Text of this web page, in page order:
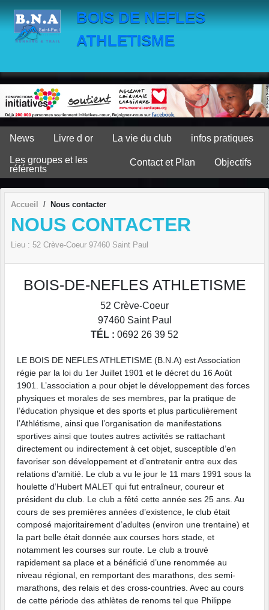
BOIS DE NEFLES
ATHLETISME
News Livre d or La vie du club infos pratiques
Les groupes et les
référents
Contact et Plan Objectifs
Accueil Nous contacter
NOUS CONTACTER
Lieu : 52 Crève-Coeur 97460 Saint Paul
BOIS-DE-NEFLES ATHLETISME
52 Crève-Coeur
97460 Saint Paul
TÉL : 0692 26 39 52
LE BOIS DE NEFLES ATHLETISME (B.N.A) est Association
régie par la loi du 1er Juillet 1901 et le décret du 16 Août
1901. L’association a pour objet le développement des forces
physiques et morales de ses membres, par la pratique de
l’éducation physique et des sports et plus particulièrement
l’Athlétisme, ainsi que l’organisation de manifestations
sportives ainsi que toutes autres activités se rattachant
directement ou indirectement à cet objet, susceptible d’en
favoriser son développement et d’entretenir entre eux des
relations d’amitié. Le club a vu le jour le 11 mars 1991 sous la
houlette d’Hubert MALET qui fut entraîneur, coureur et
président du club. Le club a fêté cette année ses 25 ans. Au
cours de ses premières années d’existence, le club était
composé majoritairement d’adultes (environ une trentaine) et
la part belle était donnée aux courses hors stade, et
notamment les courses sur route. Le club a trouvé
rapidement sa place et a bénéficié d’une renommée au
niveau régional, en remportant des marathons, des semi-
marathons, des relais et des cross-countries. Avec au cours
de cette période des athlètes de renoms tel que Philippe